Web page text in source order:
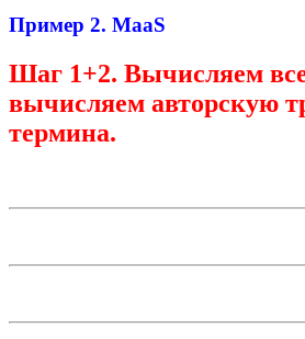
Пример 2. MaaS
Шаг 1+2. Вычисляем
вычисляем авторскую
термина.